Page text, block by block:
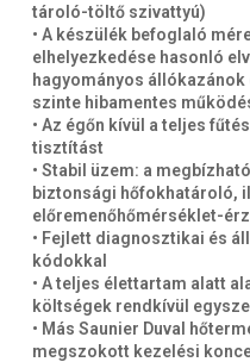
tároló-töltő szivattyú)
• A készülék befoglaló
elhelyezkedése hasonló
hagyományos
szinte hibamentes
• Az égőn kívül a teljes
tisztítást
• Stabil üzem: a
biztonsági hőfokhatároló,
előremenőhőmérséklet-
• Fejlett diagnosztikai és
kódokkal
• A teljes élettartam alatt
költségek rendkívül
• Más Saunier Duval
megszokott kezelési